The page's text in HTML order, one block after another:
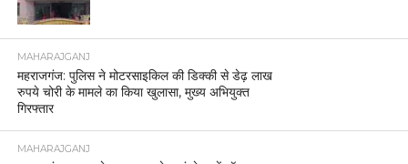
MAHARAJGANJ
महराजगंज: पुलिस ने मोटरसाइकिल की डिक्की से डेढ़ लाख
रुपये चोरी के मामले का किया खुलासा, मुख्य अभियुक्त
गिरफ्तार
MAHARAJGANJ